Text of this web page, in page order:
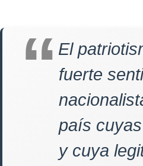
El
fuerte
país
y cuya